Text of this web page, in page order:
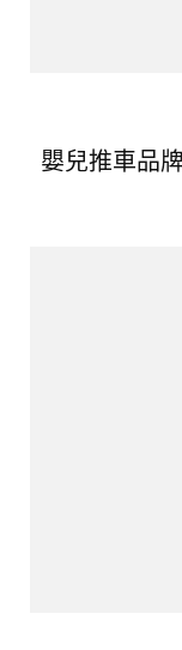
嬰兒推車品